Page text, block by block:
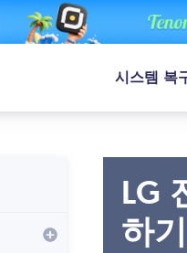
시스템 복
LG
하기